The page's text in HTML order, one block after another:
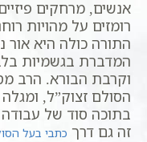
אנשים, מרחקים
רומזים על מהויות
התורה כולה היא אור
המדברת בגשמיות
וקרבת הבורא. הרב
הסולם זצוק”ל,
בתוכה סוד של עבודה
זה גם דרך כתבי בעל